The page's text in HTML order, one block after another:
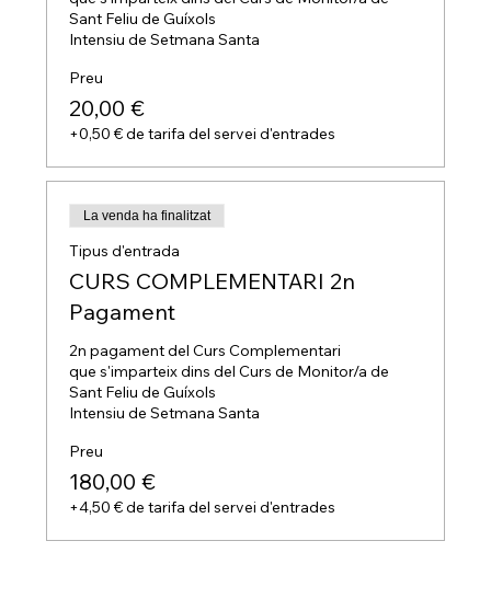
Sant Feliu de Guíxols
Intensiu de Setmana Santa
Preu
20,00 €
+0,50 € de tarifa del servei d'entrades
La venda ha finalitzat
Tipus d'entrada
CURS COMPLEMENTARI 2n
Pagament
2n pagament del Curs Complementari
que s'imparteix dins del Curs de Monitor/a de
Sant Feliu de Guíxols
Intensiu de Setmana Santa
Preu
180,00 €
+4,50 € de tarifa del servei d'entrades